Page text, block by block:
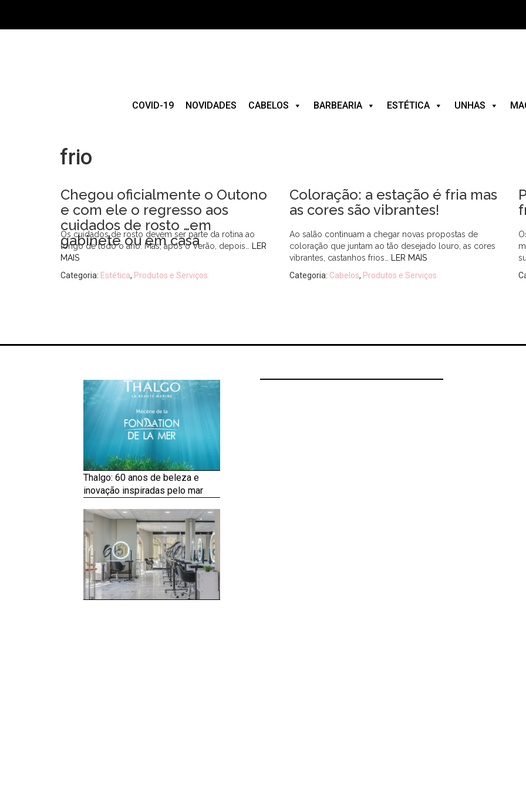
COVID-19 NOVIDADES CABELOS BARBEARIA ESTÉTICA UNHAS
frio
Chegou oficialmente o Outono
e com ele o regresso aos
cuidados de rosto …em
gabinete ou em casa
Os cuidados de rosto devem ser parte da rotina ao
longo de todo o ano. Mas, após o Verão, depois…
LER
MAIS
Categoria: Estética, Produtos e Serviços
Coloração: a estação é fria mas
as cores são vibrantes!
Ao salão continuam a chegar novas propostas de
coloração que juntam ao tão desejado louro, as cores
vibrantes, castanhos frios…
LER MAIS
Categoria: Cabelos, Produtos e Serviços
Thalgo: 60 anos de beleza e
inovação inspiradas pelo mar